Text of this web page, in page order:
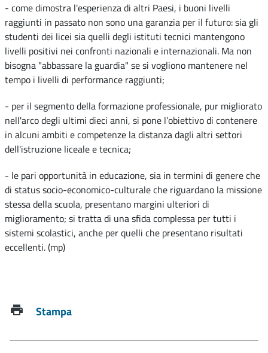
- come dimostra l'esperienza di altri Paesi, i buoni livelli
raggiunti in passato non sono una garanzia per il futuro: sia gli
studenti dei licei sia quelli degli istituti tecnici mantengono
livelli positivi nei confronti nazionali e internazionali. Ma non
bisogna "abbassare la guardia" se si vogliono mantenere nel
tempo i livelli di performance raggiunti;
- per il segmento della formazione professionale, pur migliorato
nell'arco degli ultimi dieci anni, si pone l’obiettivo di contenere
in alcuni ambiti e competenze la distanza dagli altri settori
dell'istruzione liceale e tecnica;
- le pari opportunità in educazione, sia in termini di genere che
di status socio-economico-culturale che riguardano la missione
stessa della scuola, presentano margini ulteriori di
miglioramento; si tratta di una sfida complessa per tutti i
sistemi scolastici, anche per quelli che presentano risultati
eccellenti. (mp)
Stampa